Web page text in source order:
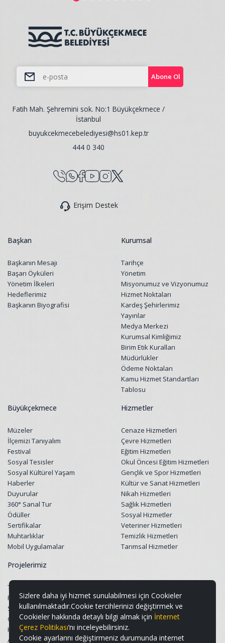
Abone Ol
Fatih Mah. Şehremini sok. No:1 Büyükçekmece /
İstanbul
buyukcekmecebelediyesi@hs01.kep.tr
444 0 340
Erişim Destek
Başkan
Başkanın Mesajı
Başarı Öyküleri
Yönetim İlkeleri
Hedeflerimiz
Başkanın Biyografisi
Kurumsal
Tarihçe
Yönetim
Misyonumuz ve Vizyonumuz
Hizmet Noktaları
Kardeş Şehirlerimiz
Yayınlar
Medya Merkezi
Kurumsal Kimliğimiz
Birim Etik Kuralları
Müdürlükler
Ödeme Noktaları
Kamu Hizmet Standartları
Tablosu
Büyükçekmece
Müzeler
İlçemizi Tanıyalım
Festival
Sosyal Tesisler
Sosyal Kültürel Yaşam
Haberler
Duyurular
360° Sanal Tur
Ödüller
Sertifikalar
Muhtarlıklar
Mobil Uygulamalar
Hizmetler
Cenaze Hizmetleri
Çevre Hizmetleri
Eğitim Hizmetleri
Okul Öncesi Eğitim Hizmetleri
Gençlik ve Spor Hizmetleri
Kültür ve Sanat Hizmetleri
Nikah Hizmetleri
Sağlık Hizmetleri
Sosyal Hizmetler
Veteriner Hizmetleri
Temizlik Hizmetleri
Tarımsal Hizmetler
Projelerimiz
Tüm Projeler
Restorasyon Projeleri
Sosyal Belediyecilik Projeleri
Gençlik ve Spor Projeleri
Kültür & Sanat ve Turizm Projeleri
Altyapı ve Üstyapı Projeleri
Sizlere daha iyi hizmet sunulabilmesi için Cookieler
kullanılmaktadır.Cookie tercihlerinizi değiştirmek ve
Cookieler hakkında detaylı bilgi almak için İnternet
Çerez Politikası’nı inceleyebilirsiniz.
Cookie ayarlarını değiştirmeniz durumunda internet